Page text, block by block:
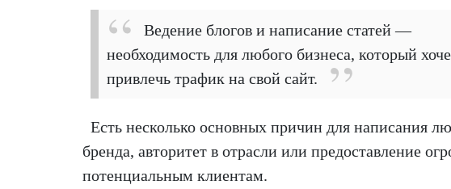
Ведение блогов и написание статей —
необходимость для любого бизнеса, который
привлечь трафик на свой сайт.
Есть несколько основных причин для написания
бренда, авторитет в отрасли или предоставление
потенциальным клиентам.